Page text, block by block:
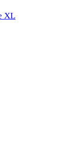
XL